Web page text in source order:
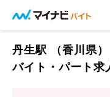
丹生駅 （香川県
バイト・パート求